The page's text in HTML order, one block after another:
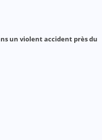
un violent accident près du